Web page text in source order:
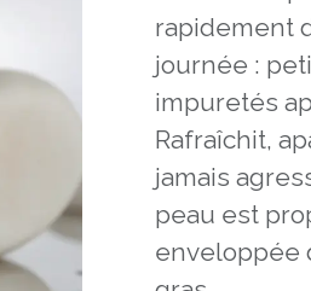
rapidement
journée :
impuretés
Rafraîchit,
jamais
peau est
enveloppée